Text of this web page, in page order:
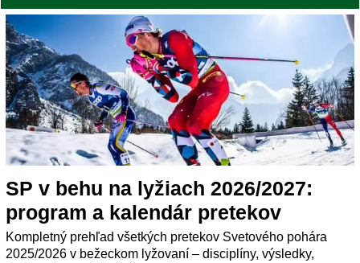
SP v behu na lyžiach 2026/2027:
program a kalendár pretekov
Kompletný prehľad všetkých pretekov Svetového pohára
2025/2026 v bežeckom lyžovaní – disciplíny, výsledky,